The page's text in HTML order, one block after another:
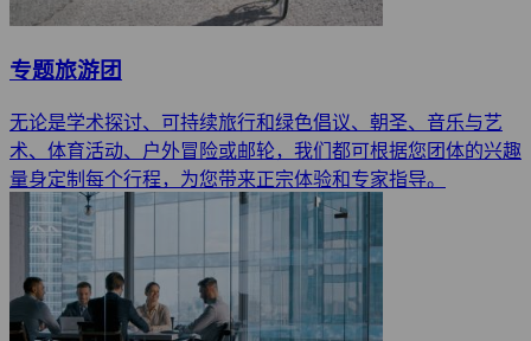
专题旅游团
无论是学术探讨、可持续旅行和绿色倡议、朝圣、音乐与艺
术、体育活动、户外冒险或邮轮，我们都可根据您团体的兴趣
量身定制每个行程，为您带来正宗体验和专家指导。